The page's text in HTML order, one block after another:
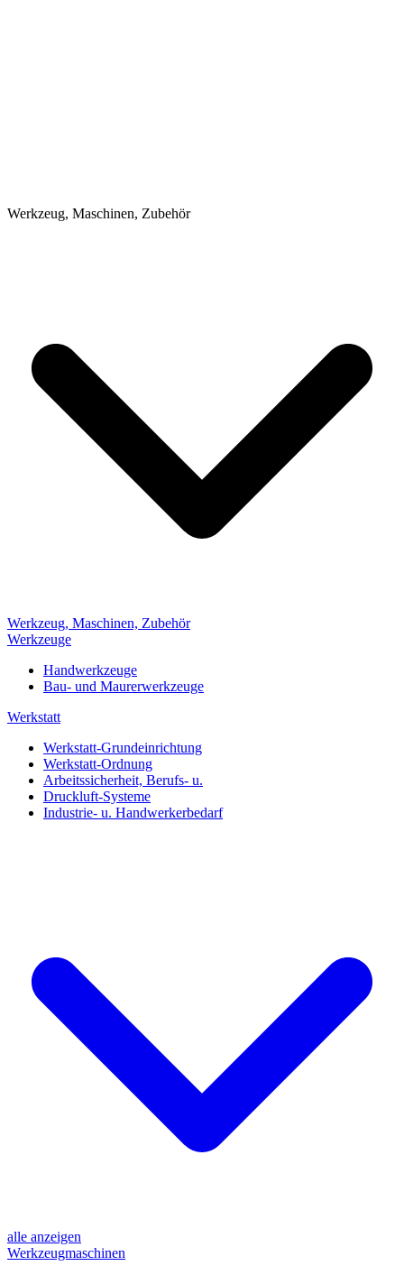
Werkzeug, Maschinen, Zubehör
Werkzeug, Maschinen, Zubehör
Werkzeuge
Handwerkzeuge
Bau- und Maurerwerkzeuge
Werkstatt
Werkstatt-Grundeinrichtung
Werkstatt-Ordnung
Arbeitssicherheit, Berufs- u.
Druckluft-Systeme
Industrie- u. Handwerkerbedarf
alle anzeigen
Werkzeugmaschinen